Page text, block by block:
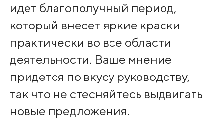
идет благополучный период,
который внесет яркие краски
практически во все области
деятельности. Ваше мнение
придется по вкусу руководству,
так что не стесняйтесь выдвигать
новые предложения.